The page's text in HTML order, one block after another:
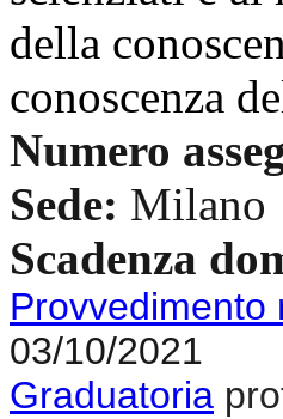
della
conoscenza
Numero
Sede: Milano
Scadenza
Provvedimento
03/10/2021
Graduatoria